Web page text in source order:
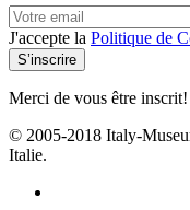
J'accepte la Politique de
Merci de vous être inscrit!
© 2005-2018 Italy-
Italie.